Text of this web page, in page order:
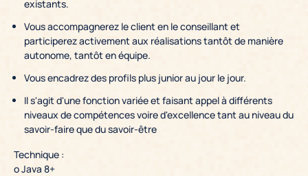
existants.
Vous accompagnerez le client en le conseillant et
participerez activement aux réalisations tantôt de manière
autonome, tantôt en équipe.
Vous encadrez des profils plus junior au jour le jour.
Il s'agit d'une fonction variée et faisant appel à différents
niveaux de compétences voire d'excellence tant au niveau du
savoir-faire que du savoir-être
Technique :
o Java 8+